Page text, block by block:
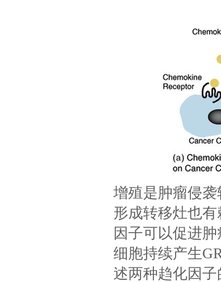
增殖是肿瘤侵
形成转移灶也
因子可以促进
细胞持续产生
述两种趋化因